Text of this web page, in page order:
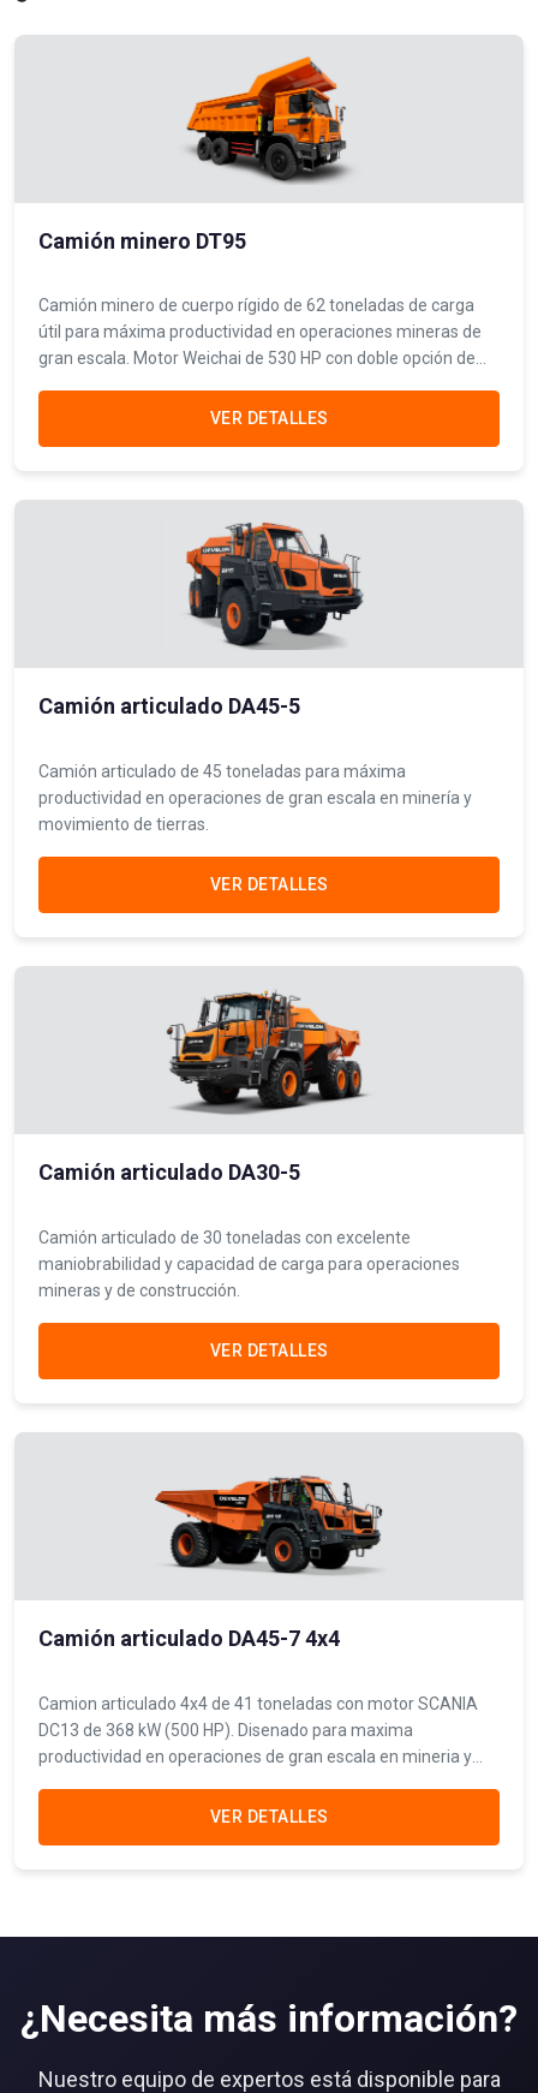
Camión minero DT95
Camión minero de cuerpo rígido de 62 toneladas de carga
útil para máxima productividad en operaciones mineras de
gran escala. Motor Weichai de 530 HP con doble opción de
VER DETALLES
Camión articulado DA45-5
Camión articulado de 45 toneladas para máxima
productividad en operaciones de gran escala en minería y
movimiento de tierras.
VER DETALLES
Camión articulado DA30-5
Camión articulado de 30 toneladas con excelente
maniobrabilidad y capacidad de carga para operaciones
mineras y de construcción.
VER DETALLES
Camión articulado DA45-7 4x4
Camion articulado 4x4 de 41 toneladas con motor SCANIA
DC13 de 368 kW (500 HP). Disenado para maxima
productividad en operaciones de gran escala en mineria y
VER DETALLES
¿Necesita más información?
Nuestro equipo de expertos está disponible para